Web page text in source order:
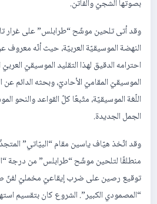
بصوتها الشجيّ والفاتن.
وقد أتى تلحين موشّح “طرابلس” على
النهضة الموسيقيّة العربيّة، حيث أنّه معروف
احترامه الدقيق لهذا التقليد الموسيقيّ العربيّ
الموسيقيّ المقاميّ الأحاديّ، وبحثه الدائم
اللّغة الموسيقيّة، متّبعًا كلّ القواعد والنحو
الجمل الجديدة.
وقد اتّخذ هيّاف ياسين مقام “البيّاتي”
منطلقًا لتلحين موشّح “طرابلس” من درجة
توقيع رصين على ضرب إيقاعيّ مخمليّ لفنّ
“المصمودي الكبير”. الشروع كان بتقسيم